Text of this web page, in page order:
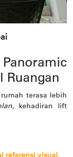
Ruangan
terasa lebih
, kehadiran lift